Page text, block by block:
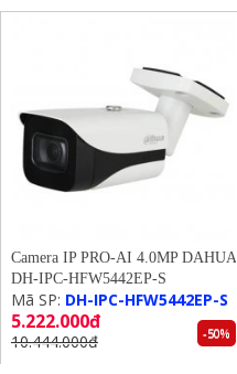
Camera IP PRO-AI 4.0MP DAHUA
DH-IPC-HFW5442EP-S
Mã SP: DH-IPC-HFW5442EP-S
5.222.000đ
10.444.000đ -50%